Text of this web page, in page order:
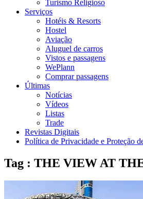
Turismo Religioso
Serviços
Hotéis & Resorts
Hostel
Aviação
Aluguel de carros
Vistos e passagens
WePlann
Comprar passagens
Últimas
Notícias
Vídeos
Listas
Trade
Revistas Digitais
Política de Privacidade e Proteção
Tag : THE VIEW AT